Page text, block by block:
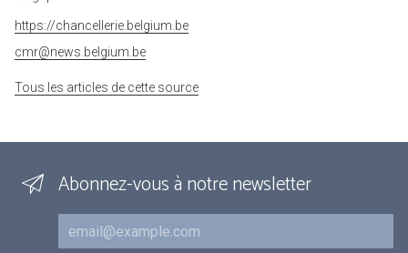
https://chancellerie.belgium.be
cmr@news.belgium.be
Tous les articles de cette source
Abonnez-vous à notre newsletter
Courriel